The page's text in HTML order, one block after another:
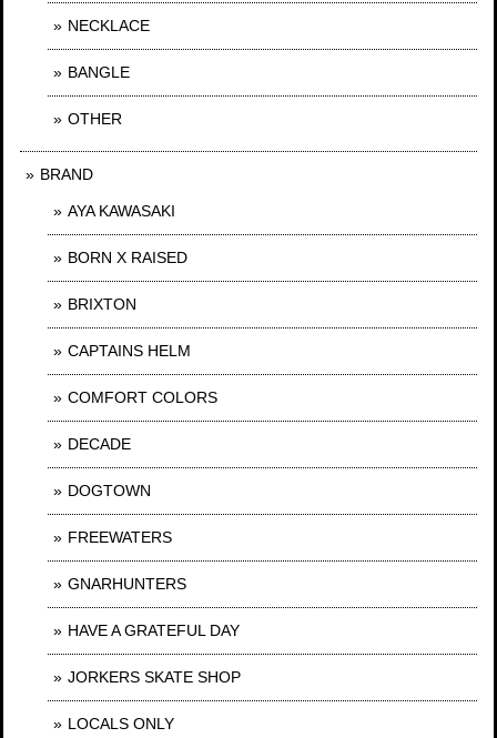
NECKLACE
BANGLE
OTHER
BRAND
AYA KAWASAKI
BORN X RAISED
BRIXTON
CAPTAINS HELM
COMFORT COLORS
DECADE
DOGTOWN
FREEWATERS
GNARHUNTERS
HAVE A GRATEFUL DAY
JORKERS SKATE SHOP
LOCALS ONLY